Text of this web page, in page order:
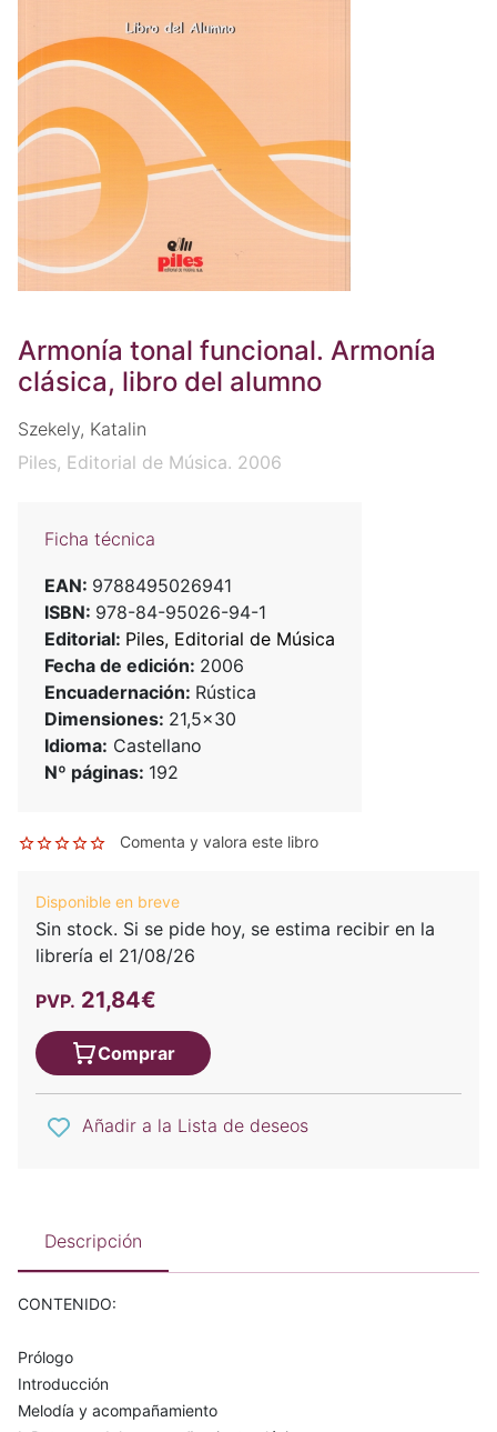
Armonía tonal funcional. Armonía
clásica, libro del alumno
Szekely, Katalin
Piles, Editorial de Música. 2006
Ficha técnica
EAN: 9788495026941
ISBN: 978-84-95026-94-1
Editorial: Piles, Editorial de Música
Fecha de edición: 2006
Encuadernación: Rústica
Dimensiones: 21,5x30
Idioma: Castellano
Nº páginas: 192
Comenta y valora este libro
Disponible en breve
Sin stock. Si se pide hoy, se estima recibir en la
librería el 21/08/26
PVP. 21,84€
Comprar
Añadir a la Lista de deseos
Descripción
CONTENIDO:
Prólogo
Introducción
Melodía y acompañamiento